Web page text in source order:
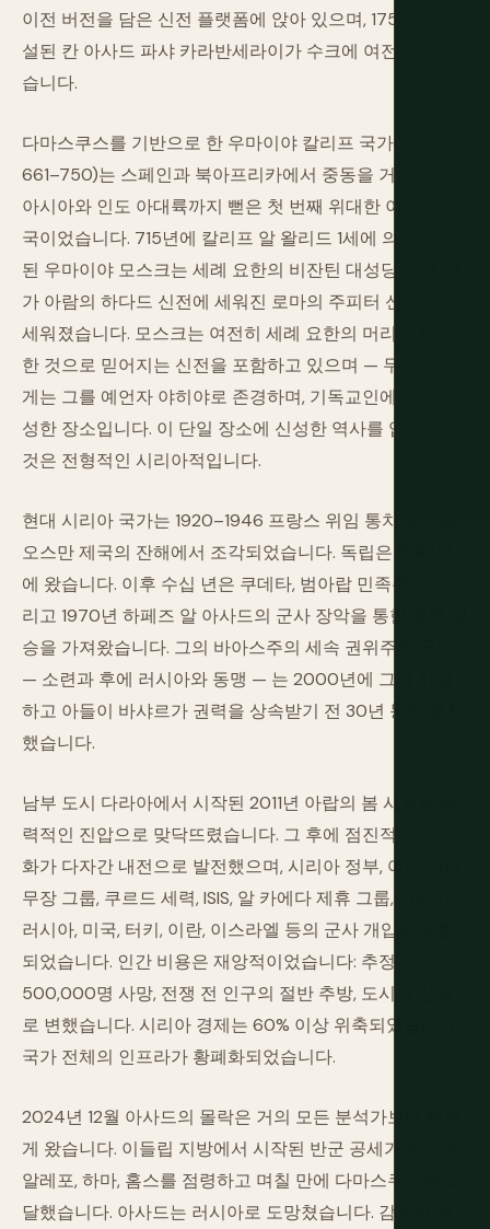
이전 버전을 담은 신전 플랫폼에 앉아 있으며, 1752년에 건
설된 칸 아사드 파샤 카라반세라이가 수크에 여전히 서 있
습니다.
다마스쿠스를 기반으로 한 우마이야 칼리프 국가(기원후
661–750)는 스페인과 북아프리카에서 중동을 거쳐 중앙
아시아와 인도 아대륙까지 뻗은 첫 번째 위대한 이슬람 제
국이었습니다. 715년에 칼리프 알 왈리드 1세에 의해 완공
된 우마이야 모스크는 세례 요한의 비잔틴 대성당, 그 자체
가 아람의 하다드 신전에 세워진 로마의 주피터 신전 위에
세워졌습니다. 모스크는 여전히 세례 요한의 머리를 보관
한 것으로 믿어지는 신전을 포함하고 있으며 — 무슬림에
게는 그를 예언자 야히야로 존경하며, 기독교인에게도 신
성한 장소입니다. 이 단일 장소에 신성한 역사를 압축하는
것은 전형적인 시리아적입니다.
현대 시리아 국가는 1920–1946 프랑스 위임 통치에 의해
오스만 제국의 잔해에서 조각되었습니다. 독립은 1946년
에 왔습니다. 이후 수십 년은 쿠데타, 범아랍 민족주의, 그
리고 1970년 하페즈 알 아사드의 군사 장악을 통한 권력 상
승을 가져왔습니다. 그의 바아스주의 세속 권위주의 국가
— 소련과 후에 러시아와 동맹 — 는 2000년에 그가 사망
하고 아들이 바샤르가 권력을 상속받기 전 30년 동안 통치
했습니다.
남부 도시 다라아에서 시작된 2011년 아랍의 봄 시위는 폭
력적인 진압으로 맞닥뜨렸습니다. 그 후에 점진적인 군사
화가 다자간 내전으로 발전했으며, 시리아 정부, 여러 반대
무장 그룹, 쿠르드 세력, ISIS, 알 카에다 제휴 그룹, 그리고
러시아, 미국, 터키, 이란, 이스라엘 등의 군사 개입이 포함
되었습니다. 인간 비용은 재앙적이었습니다: 추정
500,000명 사망, 전쟁 전 인구의 절반 추방, 도시가 잔해
로 변했습니다. 시리아 경제는 60% 이상 위축되었습니다.
국가 전체의 인프라가 황폐화되었습니다.
2024년 12월 아사드의 몰락은 거의 모든 분석가보다 빠르
게 왔습니다. 이들립 지방에서 시작된 반군 공세가 빠르게
알레포, 하마, 홈스를 점령하고 며칠 만에 다마스쿠스에 도
달했습니다. 아사드는 러시아로 도망쳤습니다. 감옥이 열